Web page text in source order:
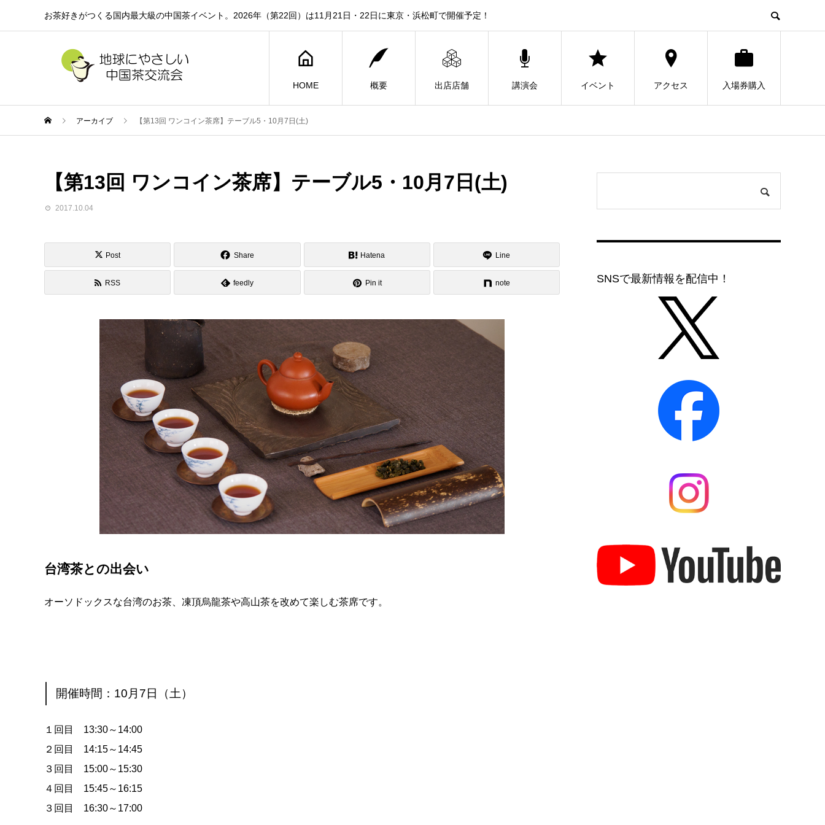
お茶好きがつくる国内最大級の中国茶イベント。2026年（第22回）は11月21日・22日に東京・浜松町で開催予定！
HOME 概要 出店店舗 講演会 イベント アクセス 入場券購入
アーカイブ 【第13回 ワンコイン茶席】テーブル5・10月7日(土)
【第13回 ワンコイン茶席】テーブル5・10月7日(土)
2017.10.04
Post Share Hatena Line
RSS feedly Pin it note
台湾茶との出会い
オーソドックスな台湾のお茶、凍頂烏龍茶や高山茶を改めて楽しむ茶席です。
開催時間：10月7日（土）
１回目 13:30～14:00
２回目 14:15～14:45
３回目 15:00～15:30
４回目 15:45～16:15
３回目 16:30～17:00
SNSで最新情報を配信中！